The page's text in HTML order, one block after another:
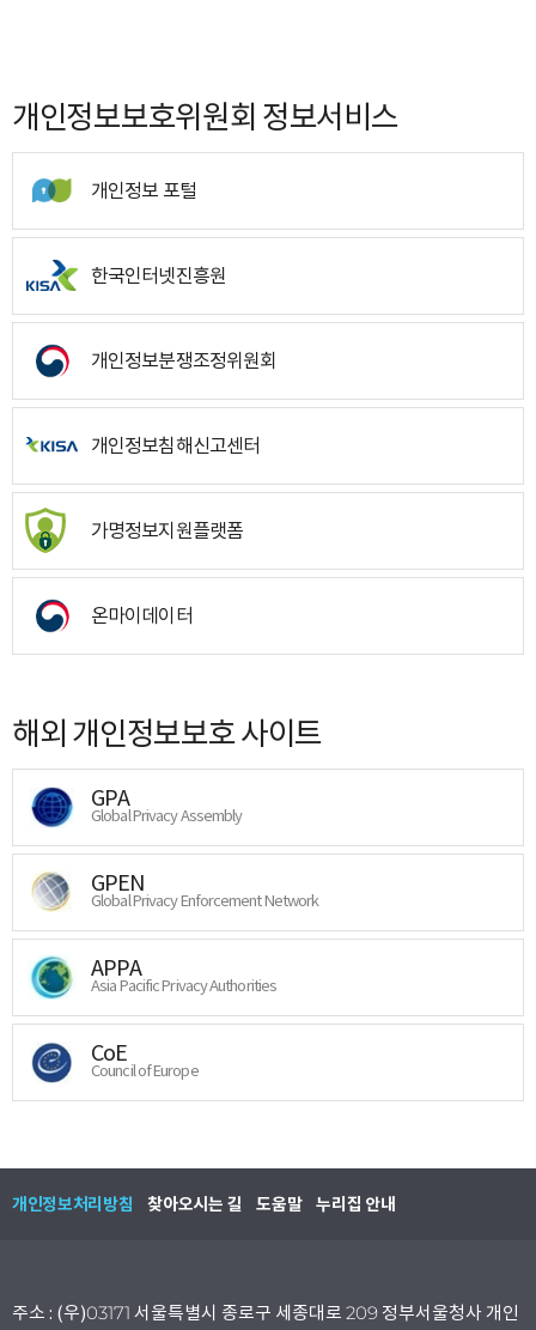
개인정보보호위원회 정보서비스
개인정보 포털
한국인터넷진흥원
개인정보분쟁조정위원회
개인정보침해신고센터
가명정보지원플랫폼
온마이데이터
해외 개인정보보호 사이트
GPA
Global Privacy Assembly
GPEN
Global Privacy Enforcement Network
APPA
Asia Pacific Privacy Authorities
CoE
Council of Europe
개인정보처리방침 찾아오시는 길 도움말 누리집 안내
주소 : (우)03171 서울특별시 종로구 세종대로 209 정부서울청사 개인